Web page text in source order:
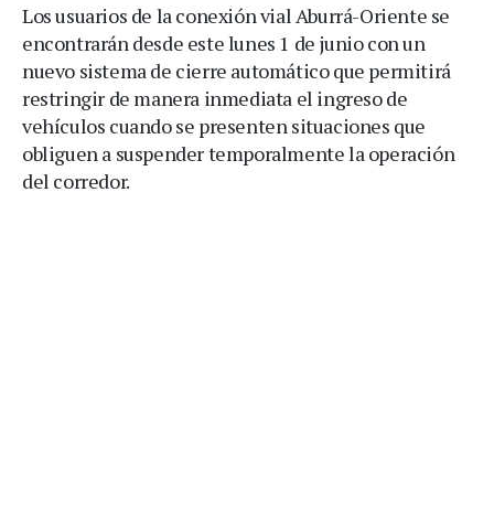
Los usuarios de la conexión vial Aburrá-Oriente se
encontrarán desde este lunes 1 de junio con un
nuevo sistema de cierre automático que permitirá
restringir de manera inmediata el ingreso de
vehículos cuando se presenten situaciones que
obliguen a suspender temporalmente la operación
del corredor.